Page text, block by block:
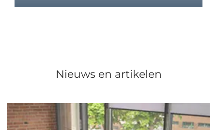
Nieuws en artikelen